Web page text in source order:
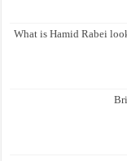
What is Hamid Rabei